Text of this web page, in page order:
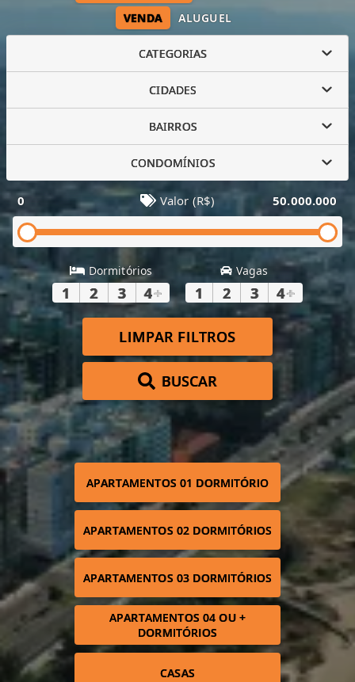
VENDA ALUGUEL
CATEGORIAS
CIDADES
BAIRROS
CONDOMÍNIOS
0 Valor (R$) 50.000.000
Dormitórios
1 2 3 4+
Vagas
1 2 3 4+
LIMPAR FILTROS
BUSCAR
APARTAMENTOS 01 DORMITÓRIO
APARTAMENTOS 02 DORMITÓRIOS
APARTAMENTOS 03 DORMITÓRIOS
APARTAMENTOS 04 OU +
DORMITÓRIOS
CASAS